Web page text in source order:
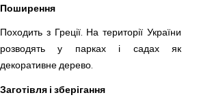
Поширення
Походить з Греції. На території України
розводять у парках і садах як
декоративне дерево.
Заготівля і зберігання